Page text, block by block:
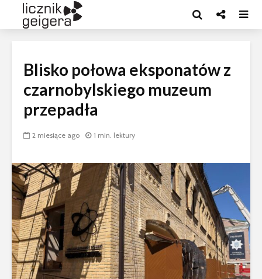
Blisko połowa eksponatów z
czarnobylskiego muzeum
przepadła
2 miesiące ago 1 min. lektury